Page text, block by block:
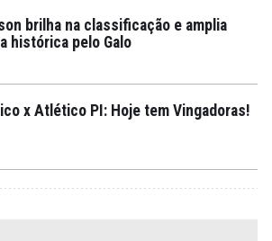
brilha na classificação e amplia
histórica pelo Galo
x Atlético PI: Hoje tem Vingadoras!